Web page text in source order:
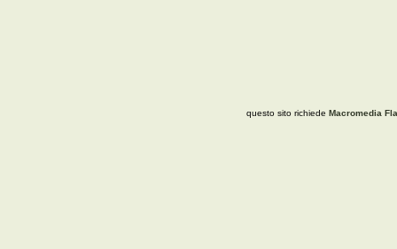
questo sito richiede Macromedia